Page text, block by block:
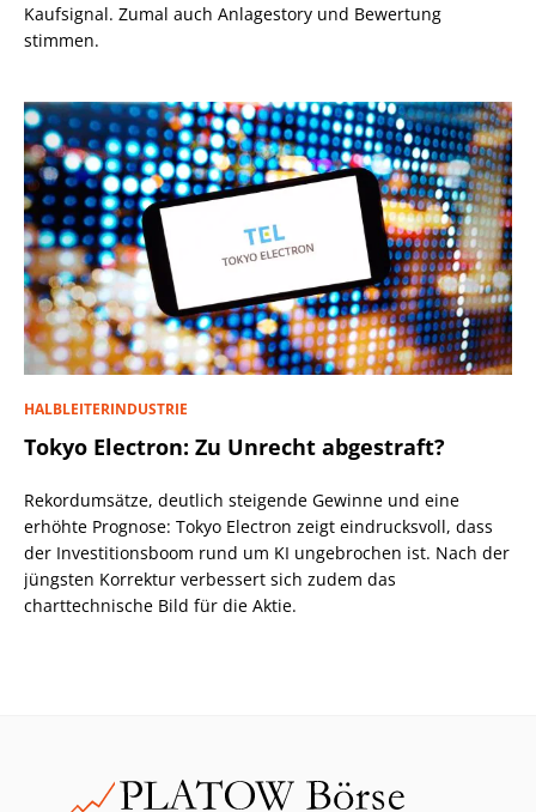
Kaufsignal. Zumal auch Anlagestory und Bewertung
stimmen.
HALBLEITERINDUSTRIE
Tokyo Electron: Zu Unrecht abgestraft?
Rekordumsätze, deutlich steigende Gewinne und eine
erhöhte Prognose: Tokyo Electron zeigt eindrucksvoll, dass
der Investitionsboom rund um KI ungebrochen ist. Nach der
jüngsten Korrektur verbessert sich zudem das
charttechnische Bild für die Aktie.